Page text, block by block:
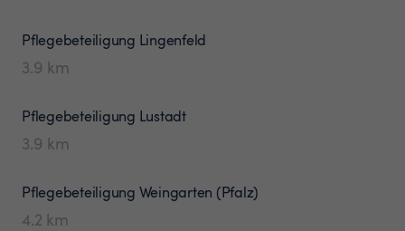
Pflegebeteiligung Lingenfeld
3.9 km
Pflegebeteiligung Lustadt
3.9 km
Pflegebeteiligung Weingarten (Pfalz)
4.2 km